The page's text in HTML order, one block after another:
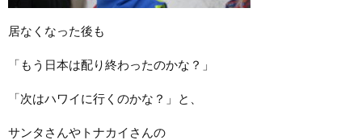
居なくなった後も
「もう日本は配り終わったのかな？」
「次はハワイに行くのかな？」と、
サンタさんやトナカイさんの